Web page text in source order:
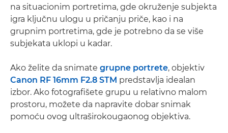
na situacionim portretima, gde okruženje subjekta
igra ključnu ulogu u pričanju priče, kao i na
grupnim portretima, gde je potrebno da se više
subjekata uklopi u kadar.
Ako želite da snimate grupne portrete, objektiv
Canon RF 16mm F2.8 STM predstavlja idealan
izbor. Ako fotografišete grupu u relativno malom
prostoru, možete da napravite dobar snimak
pomoću ovog ultraširokougaonog objektiva.